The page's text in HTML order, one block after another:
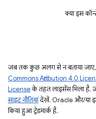
क्या इस
जब तक कुछ अलग से न बताया जाए,
Commons Attribution 4.0
Licenseके तहत लाइसेंस मिला है.
साइट नीतियांदेखें. Oracle और/या
किया हुआ ट्रेडमार्क है.